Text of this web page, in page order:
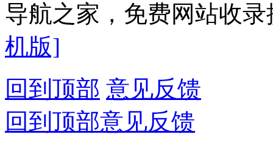
导航之家，免费网站收
机版]
回到顶部 意见反馈
回到顶部意见反馈